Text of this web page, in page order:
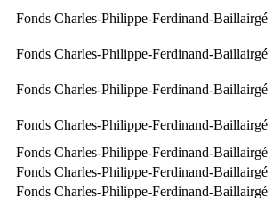
Fonds Charles-Philippe-Ferdinand-Baillairgé
Fonds Charles-Philippe-Ferdinand-Baillairgé
Fonds Charles-Philippe-Ferdinand-Baillairgé
Fonds Charles-Philippe-Ferdinand-Baillairgé
Fonds Charles-Philippe-Ferdinand-Baillairgé
Fonds Charles-Philippe-Ferdinand-Baillairgé
Fonds Charles-Philippe-Ferdinand-Baillairgé